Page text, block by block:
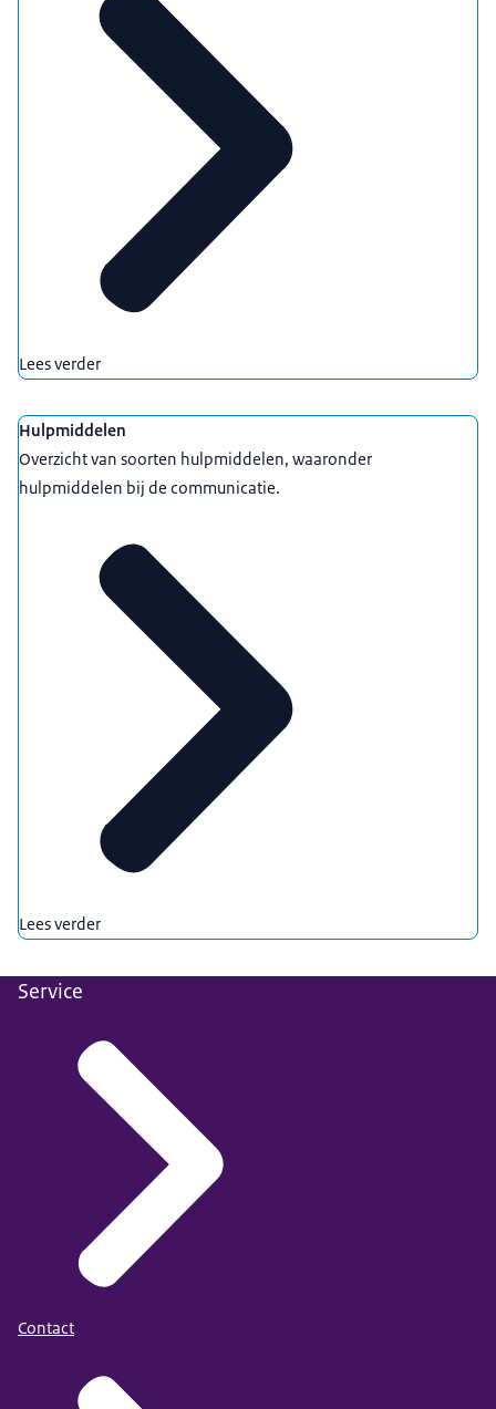
Lees verder
Hulpmiddelen
Overzicht van soorten hulpmiddelen, waaronder
hulpmiddelen bij de communicatie.
Lees verder
Service
Contact